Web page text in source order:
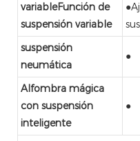
variableFunción de
suspensión variable
suspensión
neumática
●
Alfombra mágica
con suspensión
inteligente
●